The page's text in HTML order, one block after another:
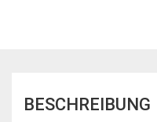
BESCHREIBUNG